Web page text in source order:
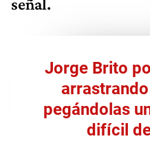
señal.
Jorge Brito
pegándolas
difícil